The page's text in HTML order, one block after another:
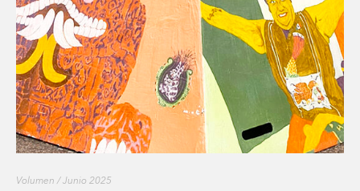
Volumen / Junio 2025